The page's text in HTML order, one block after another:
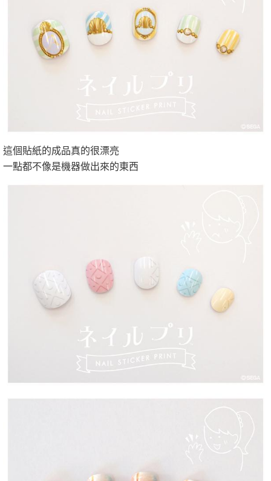
這個貼紙的成品真的很漂亮
一點都不像是機器做出來的東西